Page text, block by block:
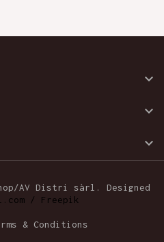



AV Distri sàrl. Designed
/ Freepik
& Conditions